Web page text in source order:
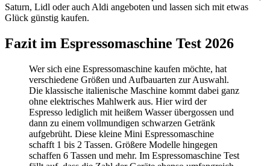
Saturn, Lidl oder auch Aldi angeboten und lassen sich mit etwas
Glück günstig kaufen.
Fazit im Espressomaschine Test 2026
Wer sich eine Espressomaschine kaufen möchte, hat
verschiedene Größen und Aufbauarten zur Auswahl.
Die klassische italienische Maschine kommt dabei ganz
ohne elektrisches Mahlwerk aus. Hier wird der
Espresso lediglich mit heißem Wasser übergossen und
dann zu einem vollmundigen schwarzen Getränk
aufgebrüht. Diese kleine Mini Espressomaschine
schafft 1 bis 2 Tassen. Größere Modelle hingegen
schaffen 6 Tassen und mehr. Im Espressomaschine Test